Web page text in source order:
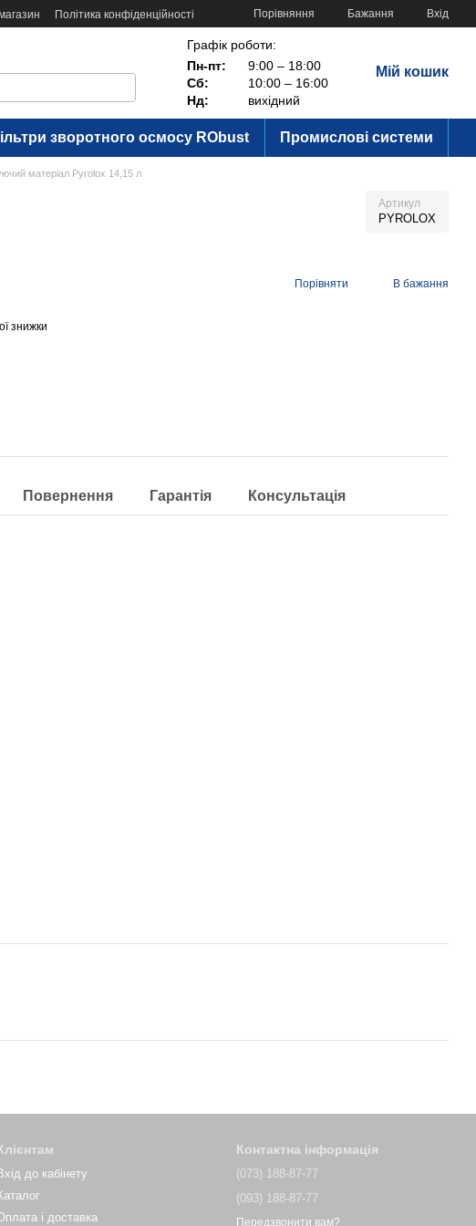
Політика конфіденційності Порівняння Бажання Вхід
Графік роботи:
Пн-пт:
9:00 – 18:00
Сб:
10:00 – 16:00
Нд:
вихідний
Мій кошик
зворотного осмосу RObust Промислові системи
матеріал Pyrolox 14,15 л
Артикул
PYROLOX
Порівняти В бажання
знижки
Повернення Гарантія Консультація
до кабінету
і доставка
Контактна інформація
(073) 188-87-77
(093) 188-87-77
Передзвонити вам?